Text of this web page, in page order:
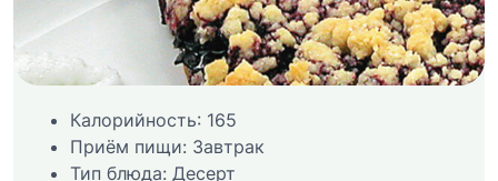
Калорийность: 165
Приём пищи: Завтрак
Тип блюда: Десерт